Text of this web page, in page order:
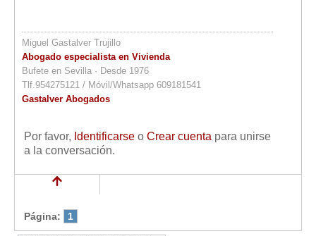
Miguel Gastalver Trujillo
Abogado especialista en Vivienda
Bufete en Sevilla · Desde 1976
Tlf.954275121 / Móvil/Whatsapp 609181541
Gastalver Abogados
Por favor, Identificarse o Crear cuenta para unirse
a la conversación.
Página: 1